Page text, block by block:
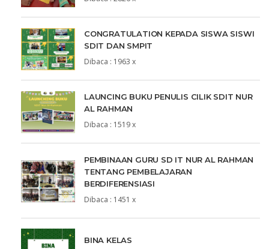
CONGRATULATION KEPADA SISWA SISWI
SDIT DAN SMPIT
Dibaca : 1963 x
LAUNCING BUKU PENULIS CILIK SDIT NUR
AL RAHMAN
Dibaca : 1519 x
PEMBINAAN GURU SD IT NUR AL RAHMAN
TENTANG PEMBELAJARAN
BERDIFERENSIASI
Dibaca : 1451 x
BINA KELAS